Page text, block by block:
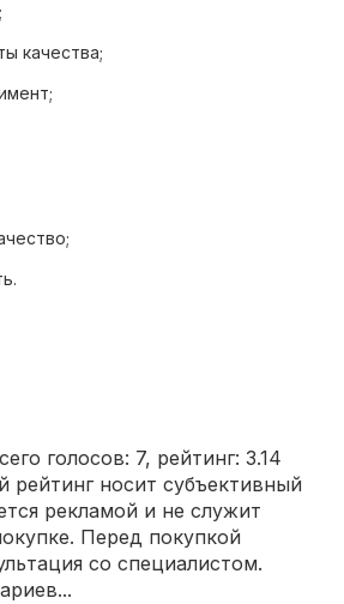
качества;
голосов: 7, рейтинг: 3.14
носит субъективный
рекламой и не служит
Перед покупкой
со специалистом.